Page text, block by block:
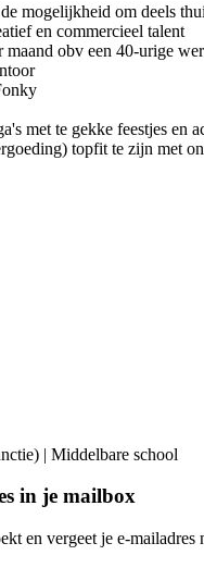
mogelijkheid om deels
en commercieel talent
maand obv een 40-urige
met te gekke feestjes en
topfit te zijn met
| Middelbare school
in je mailbox
en vergeet je e-mailadres